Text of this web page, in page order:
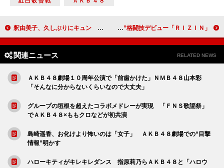
釈由美子、久しぶりにキュン 「今日はお風呂に入りません」 「ＲＩＺＩＮ」の放送時間決定 元大関・把瑠都“バルト”格闘技デビュー！
関連ニュース RELATED NEWS
ＡＫＢ４８劇場１０周年公演で「前歯かけた」ＮＭＢ４８山本彩
「そんなに分からないくらいなので大丈夫」
グループの垣根を超えたコラボメドレーが実現 「ＦＮＳ歌謡祭」
でＡＫＢ４８×ももクロなどが初共演
島崎遥香、お化けより怖いのは「女子」 ＡＫＢ４８劇場での“目撃
情報”明かす
ハローキティがキレキレダンス 指原莉乃らＡＫＢ４８と「ハロウ